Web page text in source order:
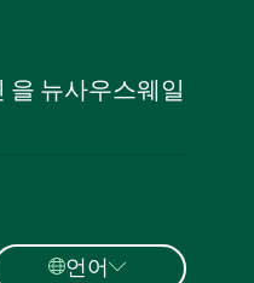
을 뉴사우스웨일
언어